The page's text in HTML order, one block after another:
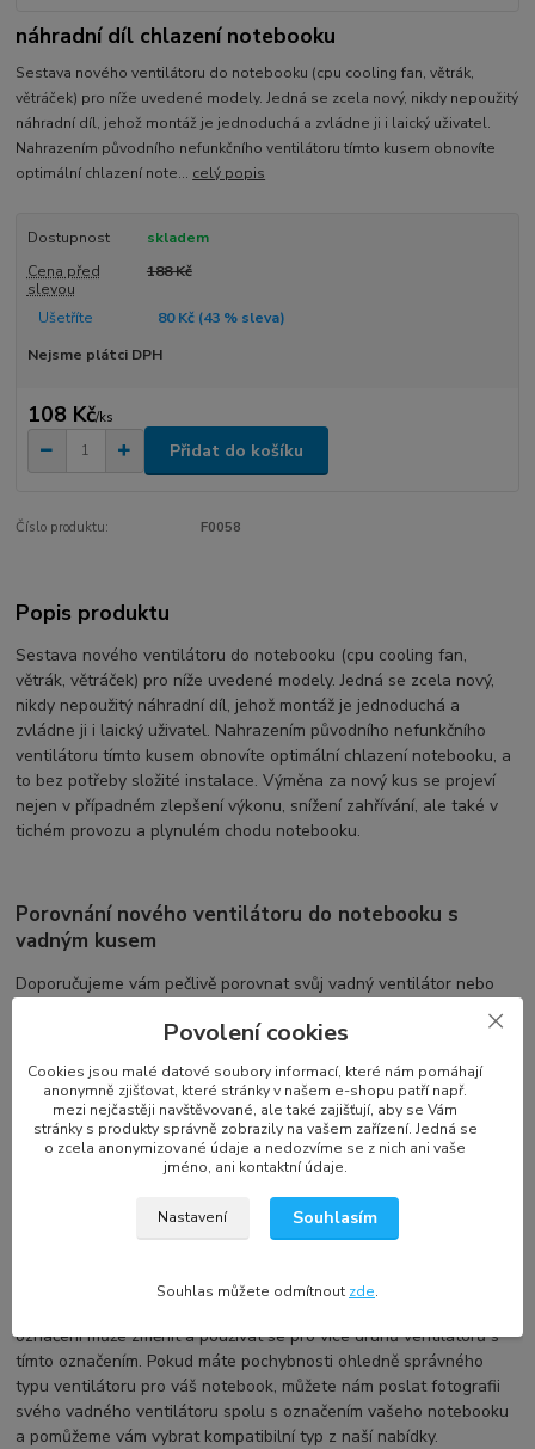
náhradní díl chlazení notebooku
Sestava nového ventilátoru do notebooku (cpu cooling fan, větrák,
větráček) pro níže uvedené modely. Jedná se zcela nový, nikdy nepoužitý
náhradní díl, jehož montáž je jednoduchá a zvládne ji i laický uživatel.
Nahrazením původního nefunkčního ventilátoru tímto kusem obnovíte
optimální chlazení note... celý popis
Dostupnost
skladem
Cena před
slevou
188 Kč
Ušetříte 80 Kč (43% sleva)
Nejsme plátci DPH
108 Kč/ks
Přidat do košíku
Číslo produktu: F0058
Popis produktu
Sestava nového ventilátoru do notebooku (cpu cooling fan,
větrák, větráček) pro níže uvedené modely. Jedná se zcela nový,
nikdy nepoužitý náhradní díl, jehož montáž je jednoduchá a
zvládne ji i laický uživatel. Nahrazením původního nefunkčního
ventilátoru tímto kusem obnovíte optimální chlazení notebooku, a
to bez potřeby složité instalace. Výměna za nový kus se projeví
nejen v případném zlepšení výkonu, snížení zahřívání, ale také v
tichém provozu a plynulém chodu notebooku.
Porovnání nového ventilátoru do notebooku s
vadným kusem
Doporučujeme vám pečlivě porovnat svůj vadný ventilátor nebo
produktu. Zaměřte se zejména na tvar, úchyty na šrouby (počet a
různé verze ventilátorů, závislé na grafické kartě, typu procesoru,
typu LCD a dalších faktorech. Výrobci, jako jsou SUNON, Delta
Electronics, Forcecon, a další, nabízejí ventilátory a chlazení
notebooku s různými specifikacemi a označeními.
Označení a kompatibilita náhradního dílu
Každý výrobce používá své vlastní označení, což se nemusí
označení může změnit a používat se pro více druhů ventilátorů s
tímto označením. Pokud máte pochybnosti ohledně správného
typu ventilátoru pro váš notebook, můžete nám poslat fotografii
svého vadného ventilátoru spolu s označením vašeho notebooku
a pomůžeme vám vybrat kompatibilní typ z naší nabídky.
Povolení cookies
Cookies jsou malé datové soubory informací, které nám pomáhají
anonymně zjišťovat, které stránky v našem e-shopu patří např.
mezi nejčastěji navštěvované, ale také zajišťují, aby se Vám
stránky s produkty správně zobrazily na vašem zařízení. Jedná se
o zcela anonymizované údaje a nedozvíme se z nich ani vaše
jméno, ani kontaktní údaje.
Nastavení Souhlasím
Souhlas můžete odmítnout zde.